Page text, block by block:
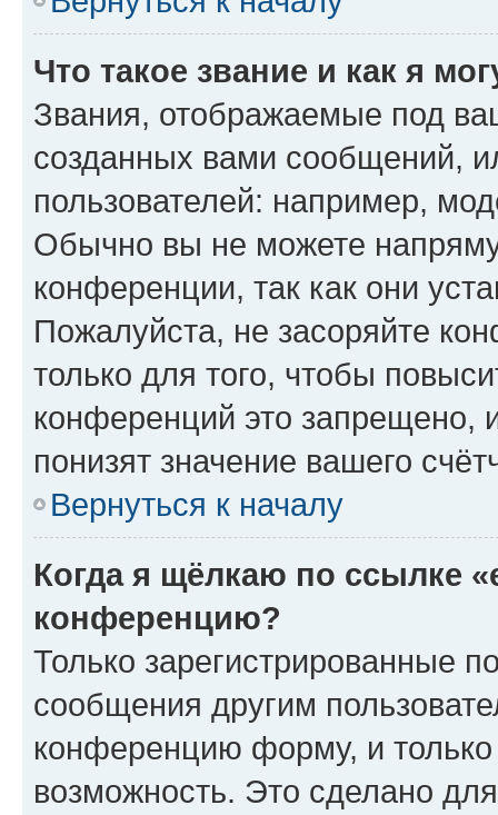
Что такое звание и как я
Звания, отображаемые под
созданных вами сообщений,
пользователей: например,
Обычно вы не можете
конференции, так как они
Пожалуйста, не засоряйте
только для того, чтобы
конференций это запрещено,
понизят значение вашего
Вернуться к началу
Когда я щёлкаю по ссылке
конференцию?
Только зарегистрированные
сообщения другим
конференцию форму, и
возможность. Это сделано